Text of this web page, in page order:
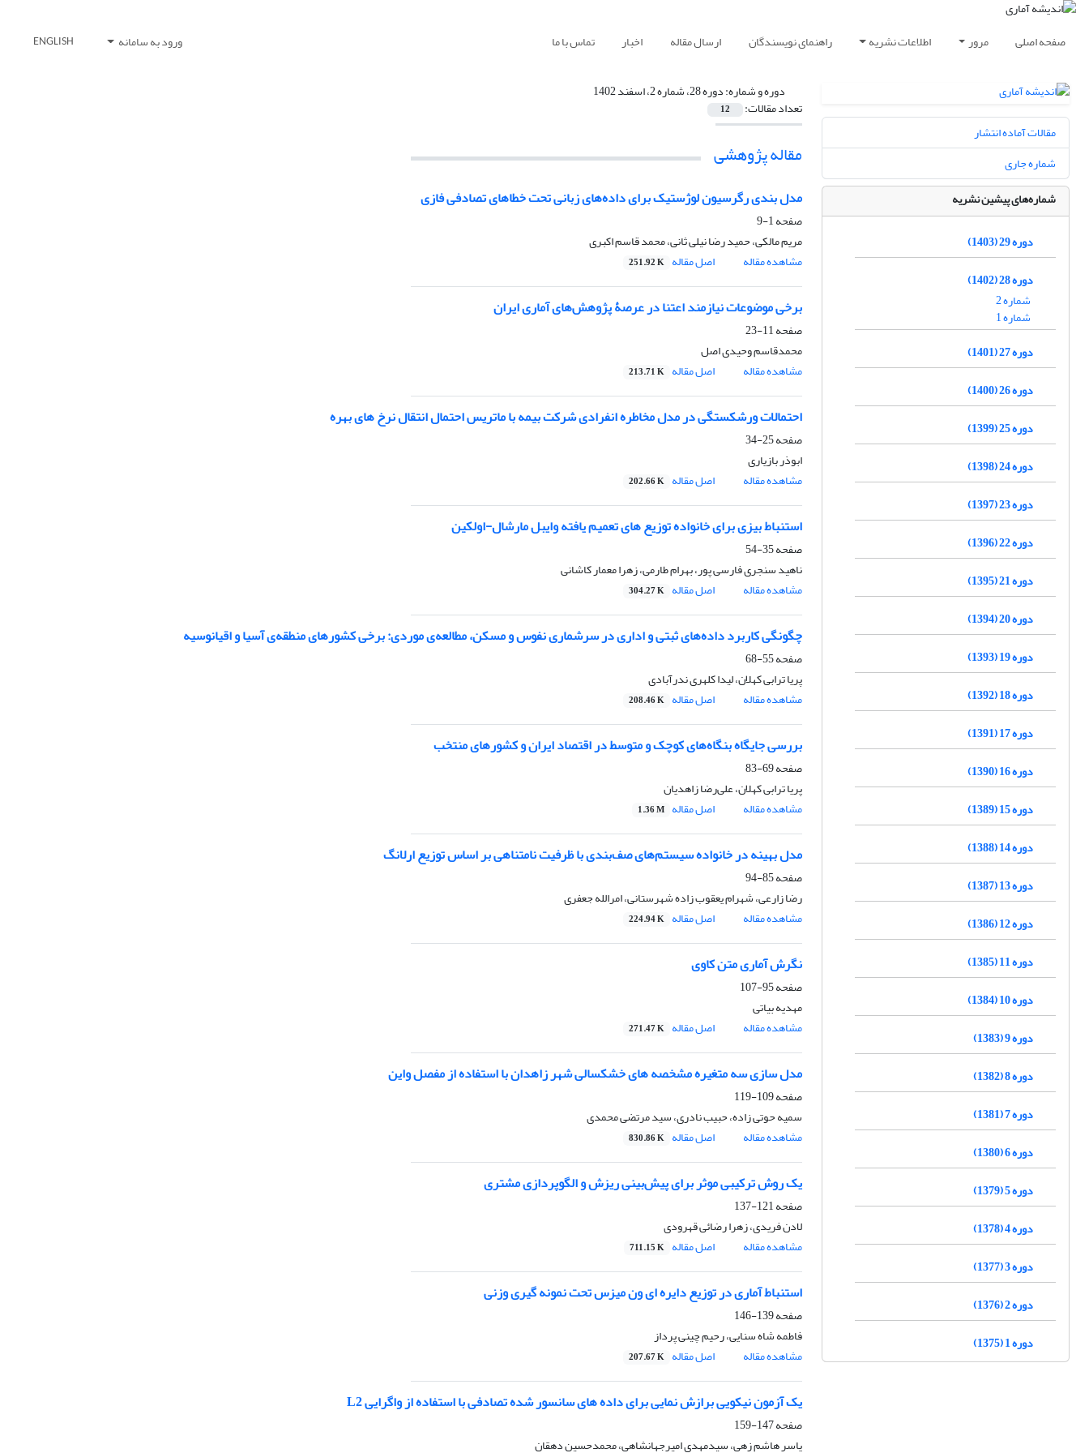
صفحه اصلی مرور اطلاعات نشریه راهنمای نویسندگان ارسال مقاله اخبار تماس با ما ورود به سامانه ENGLISH
دوره و شماره:دوره 28، شماره 2، اسفند 1402
تعداد مقالات: 12
مقاله پژوهشی
مدل بندی رگرسیون لوژستیک برای داده‌های زبانی تحت خطاهای تصادفی فازی
صفحه1-9
مریم مالکی، حمید رضا نیلی ثانی، محمد قاسم اکبری
مشاهده مقاله
اصل مقاله 251.92 K
برخی موضوعات نیازمند اعتنا در عرصۀ پژوهش‌های آماری ایران
صفحه11-23
محمدقاسم وحیدی اصل
مشاهده مقاله
اصل مقاله 213.71 K
احتمالات ورشکستگی در مدل مخاطره انفرادی شرکت بیمه با ماتریس احتمال انتقال نرخ های بهره
صفحه25-34
ابوذر بازیاری
مشاهده مقاله
اصل مقاله 202.66 K
استنباط بیزی برای خانواده توزیع های تعمیم یافته وایبل مارشال-اولکین
صفحه35-54
ناهید سنجری فارسی پور، بهرام طارمی، زهرا معمار کاشانی
مشاهده مقاله
اصل مقاله 304.27 K
چگونگی کاربرد داده‌های ثبتی و اداری در سرشماری نفوس و مسکن، مطالعه‌ی موردی: برخی کشورهای منطقه‌ی آسیا و اقیانوسیه
صفحه55-68
پریا ترابی کهلان، لیدا کلهری ندرآبادی
مشاهده مقاله
اصل مقاله 208.46 K
بررسی جایگاه بنگاه‌های کوچک و متوسط در اقتصاد ایران و کشورهای منتخب
صفحه69-83
پریا ترابی کهلان، علی‌رضا زاهدیان
مشاهده مقاله
اصل مقاله 1.36 M
مدل بهینه در خانواده سیستم‌‌های صف‌بندی با ظرفیت نامتناهی بر اساس توزیع ارلانگ
صفحه85-94
رضا زارعی، شهرام یعقوب زاده شهرستانی، امرالله جعفری
مشاهده مقاله
اصل مقاله 224.94 K
نگرش آماری متن کاوی
صفحه95-107
مهدیه بیاتی
مشاهده مقاله
اصل مقاله 271.47 K
مدل سازی سه متغیره مشخصه های خشکسالی شهر زاهدان با استفاده از مفصل واین
صفحه109-119
سمیه حوتی زاده، حبیب نادری، سید مرتضی محمدی
مشاهده مقاله
اصل مقاله 830.86 K
یک روش ترکیبی موثر برای پیش‌بینی ریزش و الگوپردازی مشتری
صفحه121-137
لادن فریدی، زهرا رضائی قهرودی
مشاهده مقاله
اصل مقاله 711.15 K
استنباط آماری در توزیع دایره ای ون میزس تحت نمونه گیری وزنی
صفحه139-146
فاطمه شاه سنایی، رحیم چینی پرداز
مشاهده مقاله
اصل مقاله 207.67 K
یک آزمون نیکویی برازش نمایی برای داده های سانسور شده تصادفی با استفاده از واگرایی L2
صفحه147-159
یاسر هاشم زهی، سیدمهدی امیرجهانشاهی، محمدحسین دهقان
مقالات آماده انتشار
شماره جاری
شماره‌های پیشین نشریه
دوره 29 (1403)
دوره 28 (1402)
شماره 2
شماره 1
دوره 27 (1401)
دوره 26 (1400)
دوره 25 (1399)
دوره 24 (1398)
دوره 23 (1397)
دوره 22 (1396)
دوره 21 (1395)
دوره 20 (1394)
دوره 19 (1393)
دوره 18 (1392)
دوره 17 (1391)
دوره 16 (1390)
دوره 15 (1389)
دوره 14 (1388)
دوره 13 (1387)
دوره 12 (1386)
دوره 11 (1385)
دوره 10 (1384)
دوره 9 (1383)
دوره 8 (1382)
دوره 7 (1381)
دوره 6 (1380)
دوره 5 (1379)
دوره 4 (1378)
دوره 3 (1377)
دوره 2 (1376)
دوره 1 (1375)